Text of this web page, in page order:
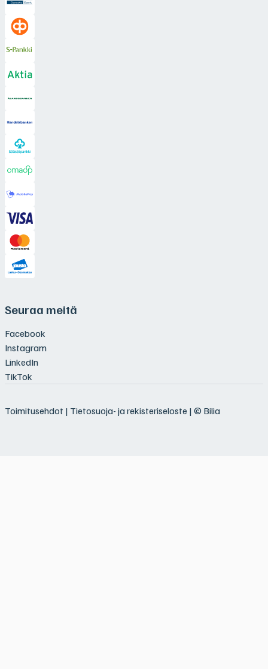
Seuraa meitä
Facebook
Instagram
LinkedIn
TikTok
Toimitusehdot | Tietosuoja- ja rekisteriseloste | © Bilia